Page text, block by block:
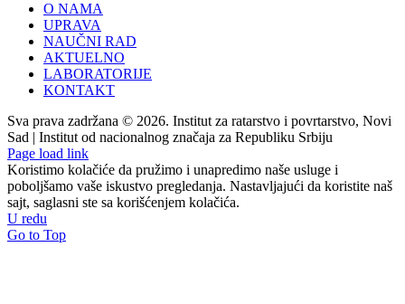
O NAMA
UPRAVA
NAUČNI RAD
AKTUELNO
LABORATORIJE
KONTAKT
Sva prava zadržana © 2026. Institut za ratarstvo i povrtarstvo, Novi
Sad | Institut od nacionalnog značaja za Republiku Srbiju
Page load link
Koristimo kolačiće da pružimo i unapredimo naše usluge i
poboljšamo vaše iskustvo pregledanja. Nastavljajući da koristite naš
sajt, saglasni ste sa korišćenjem kolačića.
U redu
Go to Top